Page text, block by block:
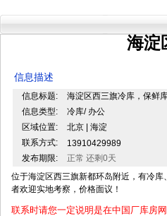
海淀
信息描述
信息标题:
海淀区西三旗冷库，保鲜
信息类型:
冷库/ 办公
区域位置:
北京 | 海淀
联系方式:
13910429989
发布期限:
正常 还剩0天
位于海淀区西三旗新都环岛附近，有冷
者欢迎实地考察，价格面议！
联系时请您一定说明是在中国厂库房